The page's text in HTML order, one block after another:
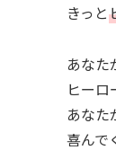
きっと
あなた
ヒーロ
あなた
喜んで